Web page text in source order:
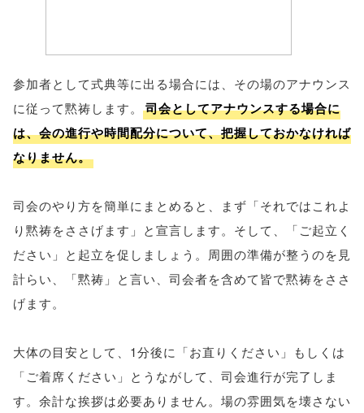
参加者として式典等に出る場合には、その場のアナウンス
に従って黙祷します。
司会としてアナウンスする場合に
は、会の進行や時間配分について、把握しておかなければ
なりません。
司会のやり方を簡単にまとめると、まず「それではこれよ
り黙祷をささげます」と宣言します。そして、「ご起立く
ださい」と起立を促しましょう。周囲の準備が整うのを見
計らい、「黙祷」と言い、司会者を含めて皆で黙祷をささ
げます。
大体の目安として、1分後に「お直りください」もしくは
「ご着席ください」とうながして、司会進行が完了しま
す。余計な挨拶は必要ありません。場の雰囲気を壊さない